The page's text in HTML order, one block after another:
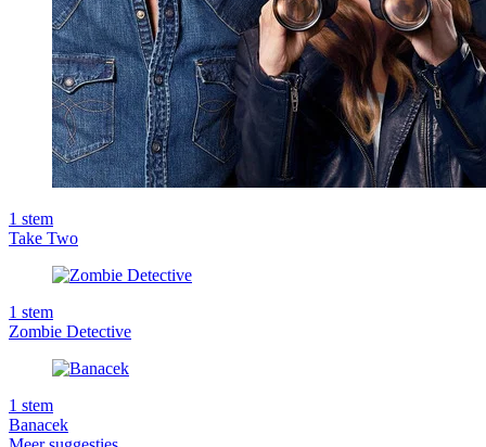
1 stem
Take Two
1 stem
Zombie Detective
1 stem
Banacek